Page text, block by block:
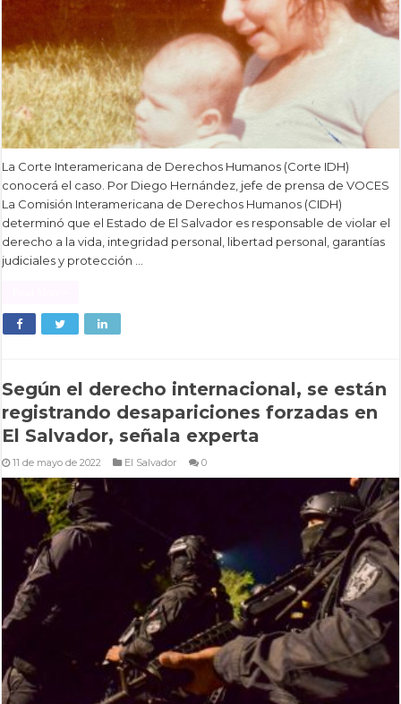
La Corte Interamericana de Derechos Humanos (Corte IDH)
conocerá el caso. Por Diego Hernández, jefe de prensa de VOCES
La Comisión Interamericana de Derechos Humanos (CIDH)
determinó que el Estado de El Salvador es responsable de violar el
derecho a la vida, integridad personal, libertad personal, garantías
judiciales y protección …
Según el derecho internacional, se están
registrando desapariciones forzadas en
El Salvador, señala experta
11 de mayo de 2022 El Salvador 0